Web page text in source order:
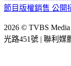
節目版權銷售 公開
2026 © TVBS
光路451號 | 聯利媒